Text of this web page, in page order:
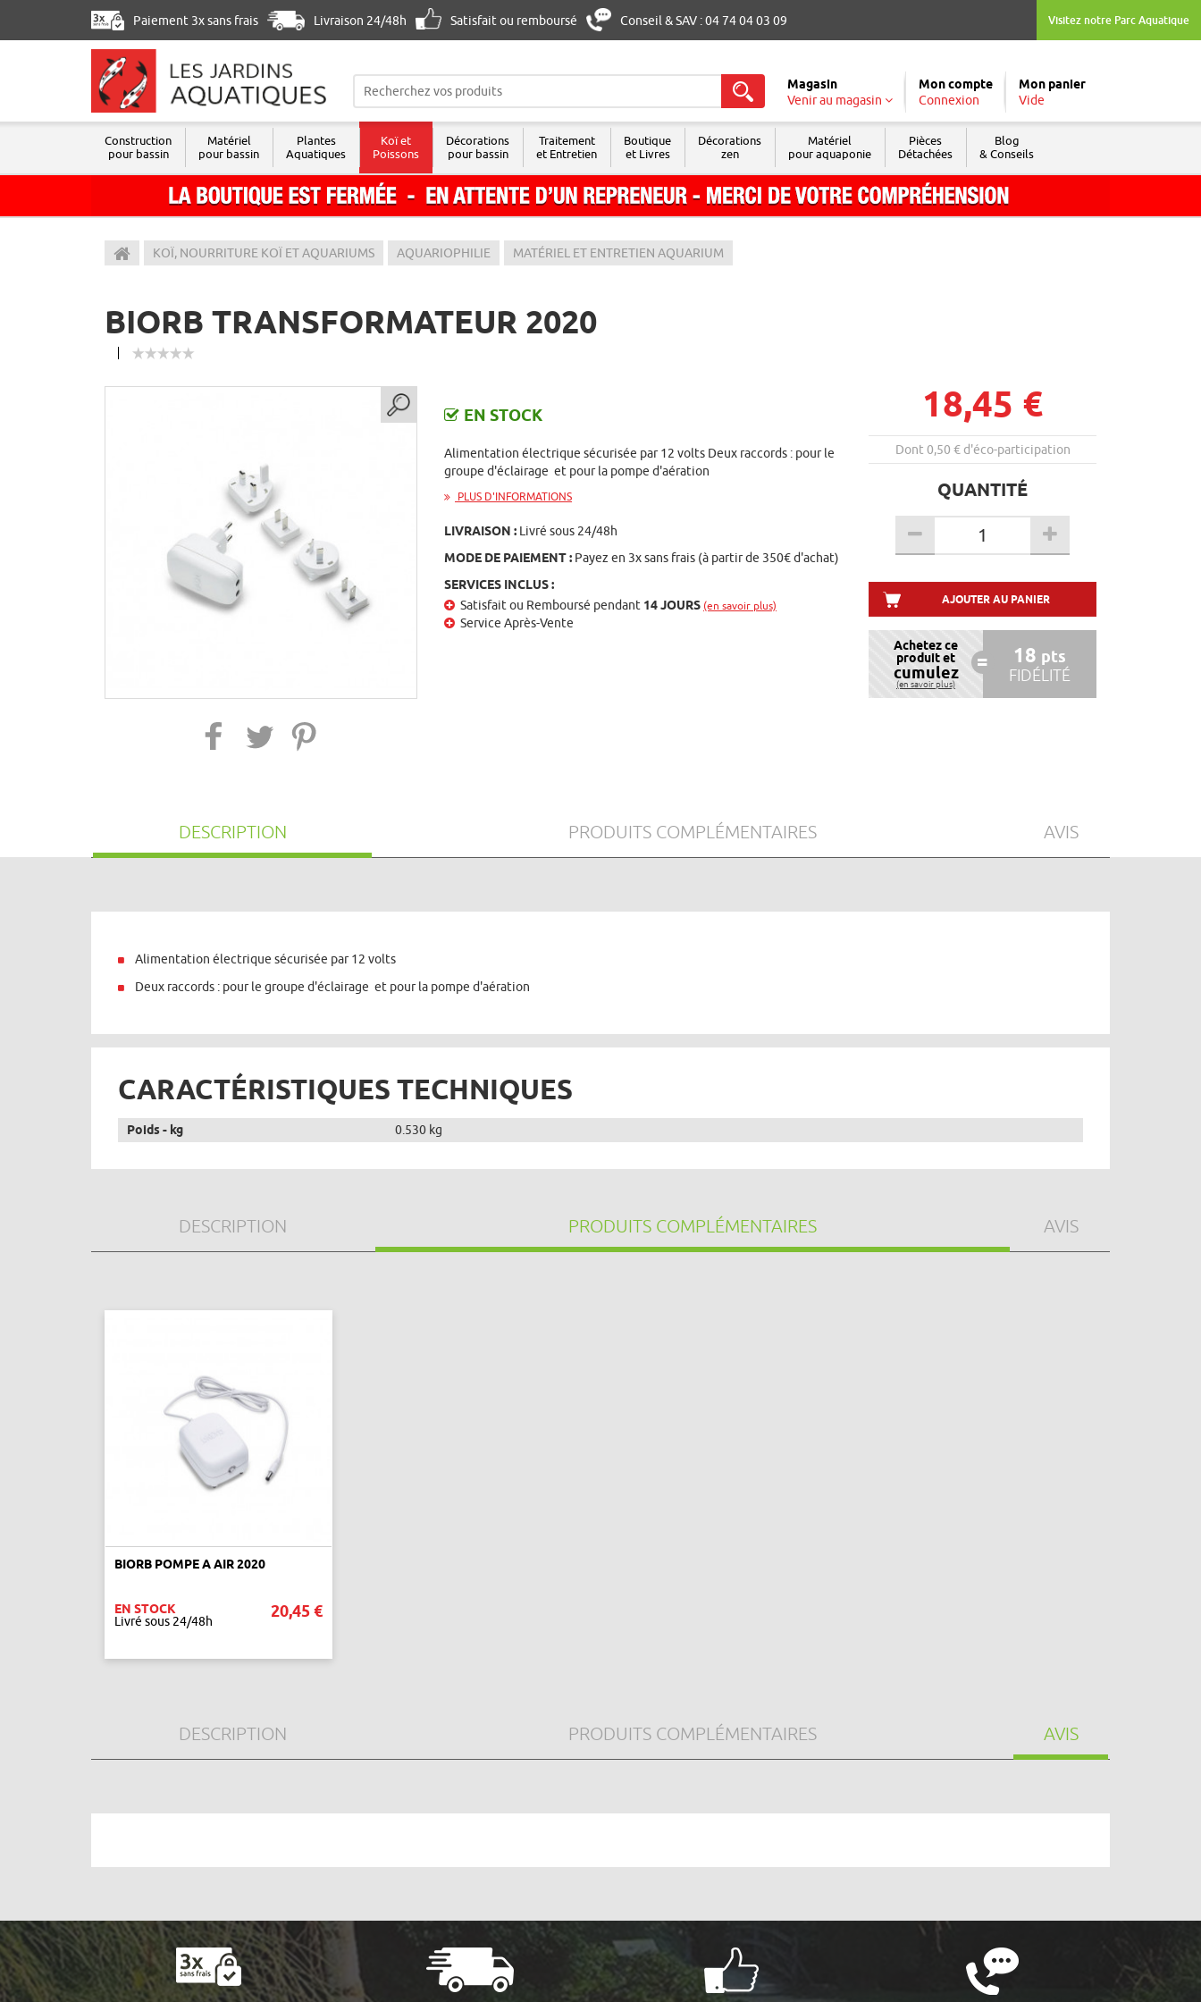
Visitez notre Parc Aquatique
Paiement 3x sans frais Livraison 24/48h Satisfait ou remboursé Conseil & SAV : 04 74 04 03 09
Les Jardins Aquatiques
Magasin
Venir au magasin
Mon compte
Connexion
Mon panier
Vide
Construction
pour bassin
Matériel
pour bassin
Plantes
Aquatiques
Koï et
Poissons
Décorations
pour bassin
Traitement
et Entretien
Boutique
et Livres
Décorations
zen
Matériel
pour aquaponie
Pièces
Détachées
Blog
& Conseils
KOÏ, NOURRITURE KOÏ ET AQUARIUMS AQUARIOPHILIE MATÉRIEL ET ENTRETIEN AQUARIUM
BIORB TRANSFORMATEUR 2020
EN STOCK
Alimentation électrique sécurisée par 12 volts Deux raccords : pour le
groupe d'éclairage et pour la pompe d'aération
PLUS D'INFORMATIONS
LIVRAISON : Livré sous 24/48h
MODE DE PAIEMENT : Payez en 3x sans frais (à partir de 350€ d'achat)
SERVICES INCLUS :
Satisfait ou Remboursé pendant 14 JOURS (en savoir plus)
Service Après-Vente
18,45 €
Dont 0,50 € d'éco-participation
QUANTITÉ
AJOUTER AU PANIER
Achetez ce
produit et
cumulez
(en savoir plus)
18 pts
FIDÉLITÉ
DESCRIPTION PRODUITS COMPLÉMENTAIRES AVIS
Alimentation électrique sécurisée par 12 volts
Deux raccords : pour le groupe d'éclairage et pour la pompe d'aération
CARACTÉRISTIQUES TECHNIQUES
Poids - kg 0.530 kg
DESCRIPTION PRODUITS COMPLÉMENTAIRES AVIS
BIORB POMPE A AIR 2020
EN STOCK
Livré sous 24/48h
20,45 €
DESCRIPTION PRODUITS COMPLÉMENTAIRES AVIS